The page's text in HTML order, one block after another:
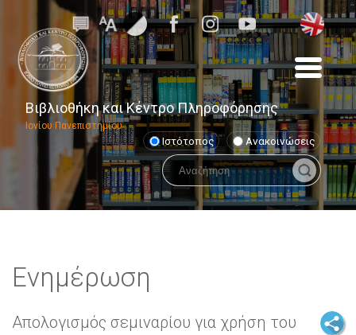
Βιβλιοθήκη και Κέντρο Πληροφόρησης
Ιονίου Πανεπιστημίου
Ιστότοπος Ανακοινώσεις
Ενημέρωση
Απολογισμός σεμιναρίου για χρήση του